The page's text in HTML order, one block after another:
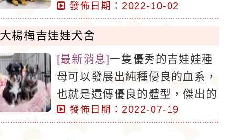
洲等很多的國家，吉娃娃都是飼
然要飼養吉娃娃，那麼首先應該
知道如何去挑選純種的吉娃娃，
應該清楚的知道純種吉娃娃的特
徵。吉娃娃犬不僅是可愛的小型
寵物犬，同時也具備大型犬的狩
發佈日期：2022-10-02
大楊梅吉娃娃犬舍
[最新消息]一隻優秀的吉娃娃種
母可以發展出純種優良的血系，
也就是遺傳優良的體型，傑出的
個性，穩定性及複製優良血統的
發佈日期：2022-07-19